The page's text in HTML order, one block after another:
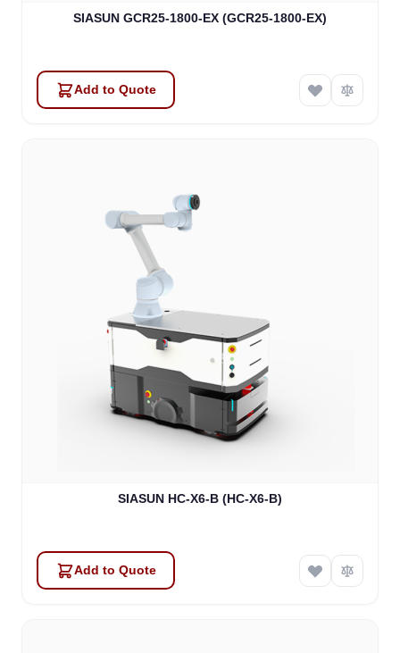
SIASUN GCR25-1800-EX (GCR25-1800-EX)
Add to Quote
SIASUN HC-X6-B (HC-X6-B)
Add to Quote